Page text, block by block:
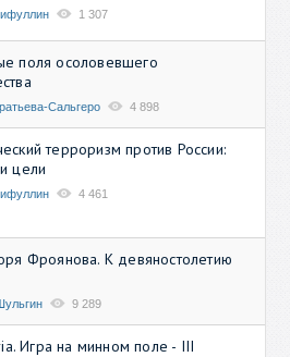
1 307
поля осоловевшего
Сальгеро 4 898
терроризм против России:
цели
4 461
Фроянова. К девяностолетию
9 289
Игра на минном поле - III